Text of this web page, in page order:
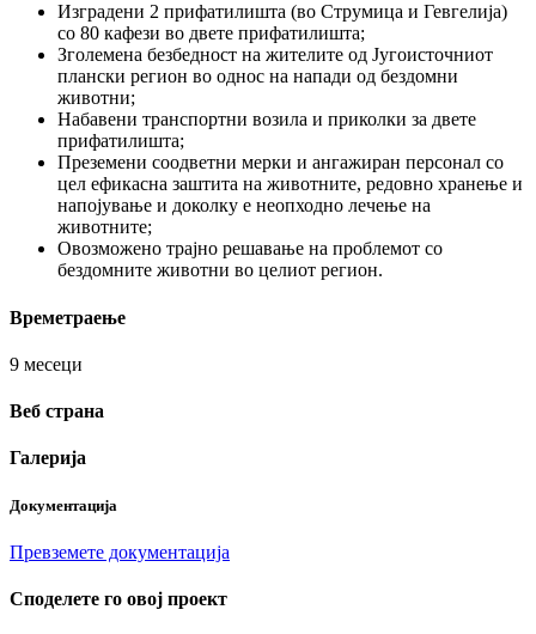
Изградени 2 прифатилишта (во Струмица и Гевгелија)
со 80 кафези во двете прифатилишта;
Зголемена безбедност на жителите од Југоисточниот
плански регион во однос на напади од бездомни
животни;
Набавени транспортни возила и приколки за двете
прифатилишта;
Преземени соодветни мерки и ангажиран персонал со
цел ефикасна заштита на животните, редовно хранење и
напојување и доколку е неопходно лечење на
животните;
Овозможено трајно решавање на проблемот со
бездомните животни во целиот регион.
Времетраење
9 месеци
Веб страна
Галерија
Документација
Превземете документација
Споделeте го овој проект